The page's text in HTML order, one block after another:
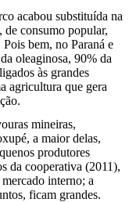
acabou substituída na
de consumo popular,
bem, no Paraná e
oleaginosa, 90% da
às grandes
agricultura que gera
mineiras,
a maior delas,
produtores
da cooperativa (2011),
interno; a
ficam grandes.